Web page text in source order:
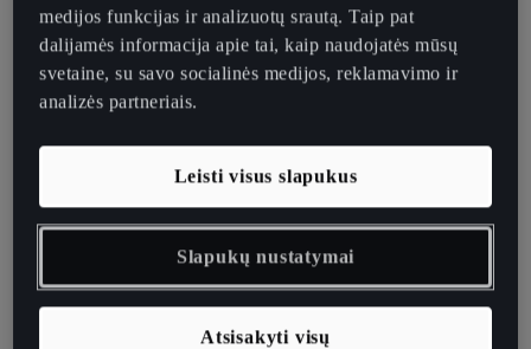
PASIRINKITE
Pasirinkite variantą, geriausiai apibūdinantį
Jūsų situaciją
Planuoju įsigyti automobilį
Aš jau esu CUPRA savininkas
medijos funkcijas ir analizuotų srautą. Taip pat
dalijamės informacija apie tai, kaip naudojatės mūsų
svetaine, su savo socialinės medijos, reklamavimo ir
analizės partneriais.
Atsisakyti visų
Leisti visus slapukus
Slapukų nustatymai